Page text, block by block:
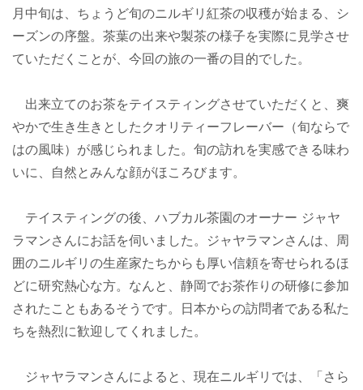
月中旬は、ちょうど旬のニルギリ紅茶の収穫が始まる、シ
ーズンの序盤。茶葉の出来や製茶の様子を実際に見学させ
ていただくことが、今回の旅の一番の目的でした。
出来立てのお茶をテイスティングさせていただくと、爽
やかで生き生きとしたクオリティーフレーバー（旬ならで
はの風味）が感じられました。旬の訪れを実感できる味わ
いに、自然とみんな顔がほころびます。
テイスティングの後、ハブカル茶園のオーナー ジャヤ
ラマンさんにお話を伺いました。ジャヤラマンさんは、周
囲のニルギリの生産家たちからも厚い信頼を寄せられるほ
どに研究熱心な方。なんと、静岡でお茶作りの研修に参加
されたこともあるそうです。日本からの訪問者である私た
ちを熱烈に歓迎してくれました。
ジャヤラマンさんによると、現在ニルギリでは、「さら